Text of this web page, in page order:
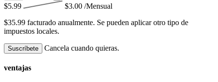
$5.99 $3.00 /Mensual
$35.99 facturado anualmente. Se pueden aplicar otro tipo de
impuestos locales.
Suscríbete Cancela cuando quieras.
ventajas